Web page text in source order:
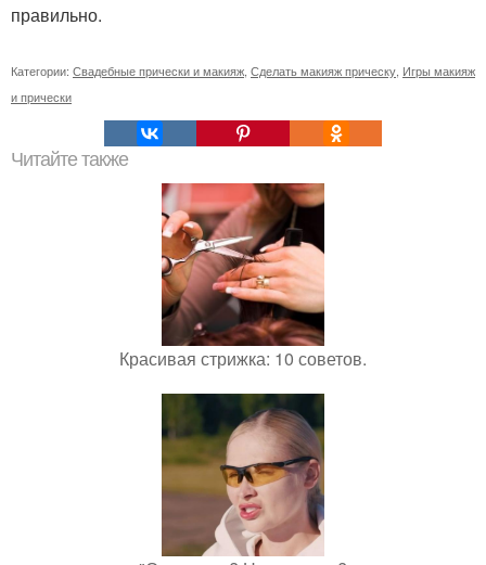
правильно.
Категории: Свадебные прически и макияж Сделать макияж прическу Игры макияж
и прически
Читайте также
Красивая стрижка: 10 советов.